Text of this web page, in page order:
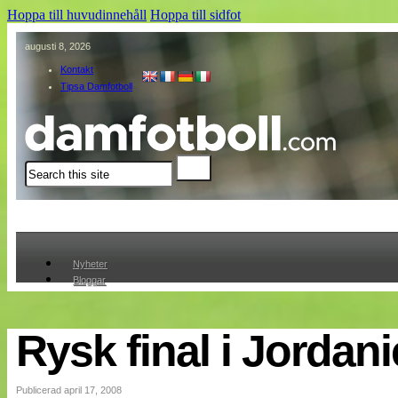
Hoppa till huvudinnehåll Hoppa till sidfot
augusti 8, 2026
Kontakt
Tipsa Damfotboll
Sök
Nyheter
Bloggar
Cuper
Medlemmar
Medlemsbilder
Om oss
Rysk final i
Publicerad april 17, 2008